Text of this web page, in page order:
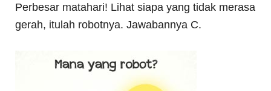
Perbesar matahari! Lihat siapa yang tidak merasa
gerah, itulah robotnya. Jawabannya C.